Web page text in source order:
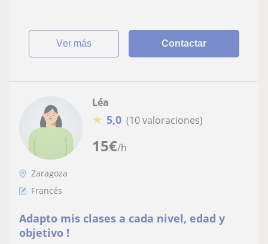
ver más Contactar
15€/h
Léa
★ 5,0 (10 valoraciones)
Zaragoza
Francés
Adapto mis clases a cada nivel, edad y
objetivo !